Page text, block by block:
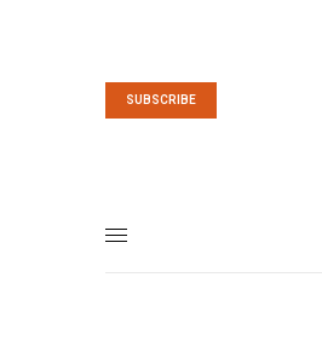
SUBSCRIBE